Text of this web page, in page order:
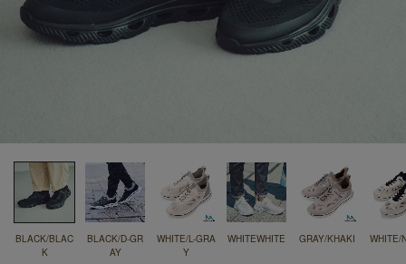
BLACK/BLAC
K
BLACK/D-GR
AY
WHITE/L-GRA
Y
WHITEWHITE GRAY/KHAKI WHITE/